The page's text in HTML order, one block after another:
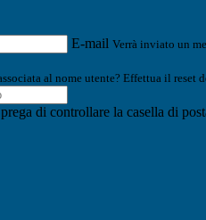
E-mail Verrà inviato un
al nome utente? Effettua il reset
di controllare la casella di